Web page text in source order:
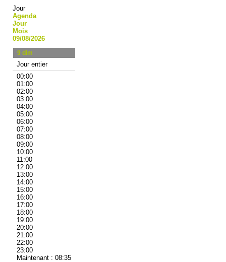
Jour
Agenda
Jour
Mois
09/08/2026
9 dim
Jour entier
00:00
01:00
02:00
03:00
04:00
05:00
06:00
07:00
08:00
09:00
10:00
11:00
12:00
13:00
14:00
15:00
16:00
17:00
18:00
19:00
20:00
21:00
22:00
23:00
Maintenant : 08:35